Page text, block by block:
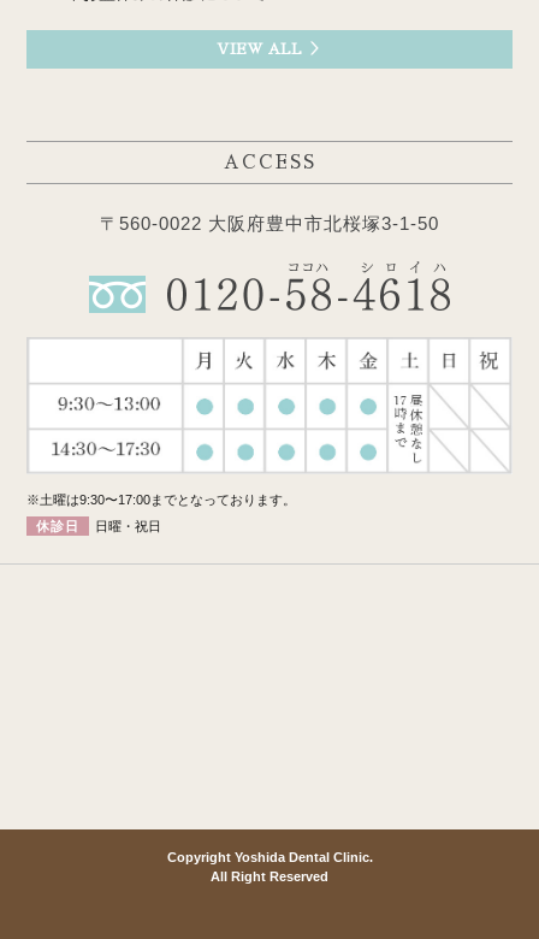
VIEW ALL ＞
ACCESS
〒560-0022 大阪府豊中市北桜塚3-1-50
※土曜は9:30〜17:00までとなっております。
休診日
日曜・祝日
Copyright Yoshida Dental Clinic.
All Right Reserved